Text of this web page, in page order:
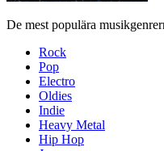
De mest populära
Rock
Pop
Electro
Oldies
Indie
Heavy Metal
Hip Hop